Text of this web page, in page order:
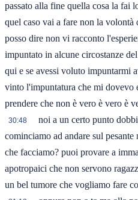
passato alla fine quella cosa la fai
quel caso vai a fare non la
posso dire non vi racconto
impuntato in alcune circostanze
qui e se avessi voluto impuntarmi
vinto l'impuntatura che mi dovevo
prendere che non è vero è vero è
30:48
noi a un certo punto
cominciamo ad andare sul
che facciamo? puoi provare a
apotropaici che non servono
un bel tumore che vogliamo fare